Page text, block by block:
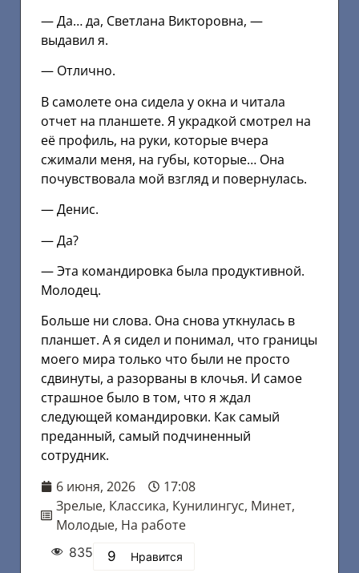
— Да… да, Светлана Викторовна, —
выдавил я.
— Отлично.
В самолете она сидела у окна и читала
отчет на планшете. Я украдкой смотрел на
её профиль, на руки, которые вчера
сжимали меня, на губы, которые… Она
почувствовала мой взгляд и повернулась.
— Денис.
— Да?
— Эта командировка была продуктивной.
Молодец.
Больше ни слова. Она снова уткнулась в
планшет. А я сидел и понимал, что границы
моего мира только что были не просто
сдвинуты, а разорваны в клочья. И самое
страшное было в том, что я ждал
следующей командировки. Как самый
преданный, самый подчиненный
сотрудник.
6 июня, 2026
17:08
Зрелые, Классика, Кунилингус, Минет,
Молодые, На работе
835 9 Нравится